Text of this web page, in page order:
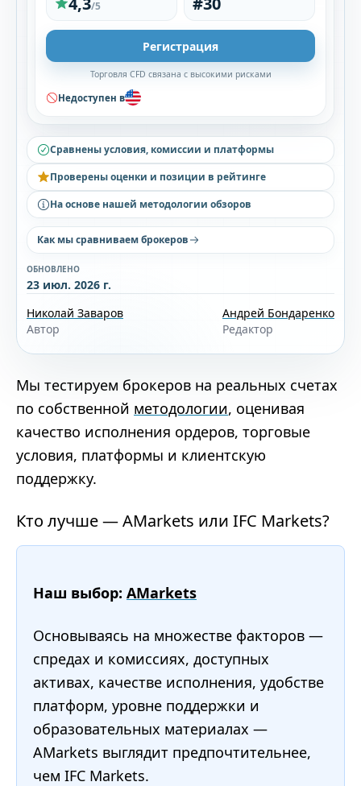
/5
Регистрация
Торговля CFD связана с высокими рисками
Недоступен в
Сравнены условия, комиссии и платформы
Проверены оценки и позиции в рейтинге
На основе нашей методологии обзоров
Как мы сравниваем брокеров
ОБНОВЛЕНО
23 июл. 2026 г.
Николай Заваров
Автор
Андрей Бондаренко
Редактор
Мы тестируем брокеров на реальных счетах
по собственной методологии, оценивая
качество исполнения ордеров, торговые
условия, платформы и клиентскую
поддержку.
Кто лучше — AMarkets или IFC Markets?
Наш выбор: AMarkets
Основываясь на множестве факторов —
спредах и комиссиях, доступных
активах, качестве исполнения, удобстве
платформ, уровне поддержки и
образовательных материалах —
AMarkets выглядит предпочтительнее,
чем IFC Markets.